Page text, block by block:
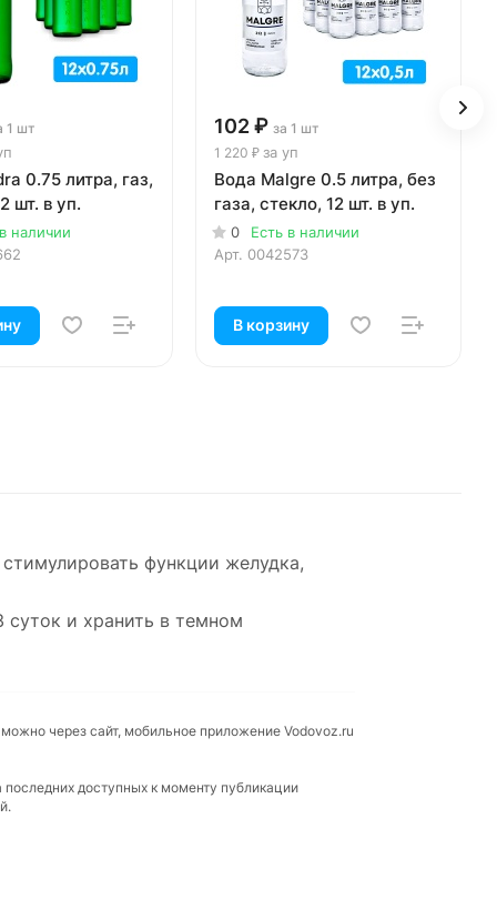
1 шт
0.75 литра, газ,
шт. в уп.
наличии
102 ₽ за 1 шт
1 220 ₽ за уп
Вода Malgre 0.5 литра, без
газа, стекло, 12 шт. в уп.
0
Есть в наличии
Арт. 0042573
В корзину
функции желудка,
суток и хранить в темном
через сайт, мобильное приложение Vodovoz.ru
доступных к моменту публикации